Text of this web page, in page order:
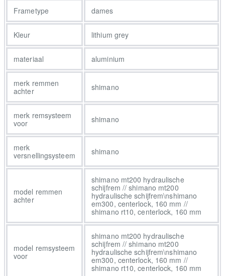
accessoires die je als fietser nodig hebt tijdens dagelijkse ritten.
interne kabelgeleiding en volledig geïntegreerde 400, 545, 725 of
(250 W, 50 Nm) die ondersteunt tot 25 km/u en een Purion
Een Gates CDC riemaandrijving, geveerde voorvork en geveerde
zadelpen, hydraulische schijfremmen, geïntegreerde verlichting,
MIK-drager, brede 50c banden met lekbescherming en
reflecterende zijwanden, spatborden en meegeleverd beugelslot.
De District+ 3 Lowstep Belt is een betrouwbare,
onderhoudsvriendelijke elektrische stadsfiets met een fraaie,
volledig geïntegreerde accu, slimme details die het fietsleven
controller. - Door de krachtiger motor kun je sneller accelereren
als dat van pas komt: bij het stoplicht en bij korte stops
tussendoor - De Bosch PowerPack-accu is netjes in het frame
verborgen en verkrijgbaar in drie verschillende capaciteiten zodat
je het accuvermogen kunt afstemmen op je gebruiksdoel en
budget - De geveerde voorvork en geveerde zadelpen
absorberen vermoeiende oneffenheden in het wegdek - De Gates
CDC riemaandrijving is uiterst soepel, heeft een lange levensduur
Frametype dames
Kleur lithium grey
materiaal aluminium
merk remmen
achter
shimano
merk remsysteem
voor
shimano
merk
versnellingsysteem
shimano
model remmen
achter
shimano mt200 hydraulische
schijfrem // shimano mt200
hydraulische schijfrem\nshimano
em300, centerlock, 160 mm //
shimano rt10, centerlock, 160 mm
model remsysteem
voor
shimano mt200 hydraulische
schijfrem // shimano mt200
hydraulische schijfrem\nshimano
em300, centerlock, 160 mm //
shimano rt10, centerlock, 160 mm